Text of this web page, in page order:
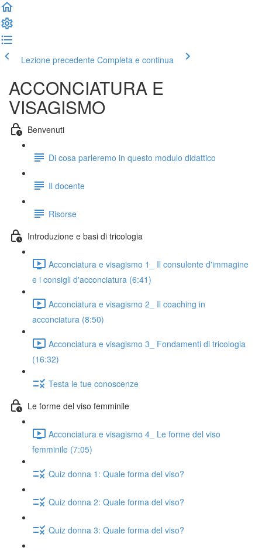
Lezione precedente Completa e continua
ACCONCIATURA E
VISAGISMO
Benvenuti
Di cosa parleremo in questo modulo didattico
Il docente
Risorse
Introduzione e basi di tricologia
Acconciatura e visagismo 1_ Il consulente d'immagine
e i consigli d'acconciatura (6:41)
Acconciatura e visagismo 2_ Il coaching in
acconciatura (8:50)
Acconciatura e visagismo 3_ Fondamenti di tricologia
(16:32)
Testa le tue conoscenze
Le forme del viso femminile
Acconciatura e visagismo 4_ Le forme del viso
femminile (7:05)
Quiz donna 1: Quale forma del viso?
Quiz donna 2: Quale forma del viso?
Quiz donna 3: Quale forma del viso?